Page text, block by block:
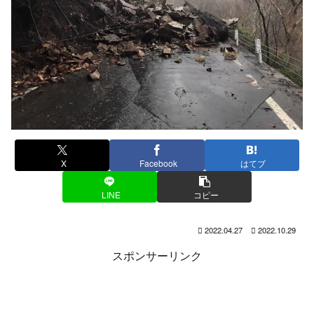
X Facebook はてブ
LINE コピー
2022.04.27 2022.10.29
スポンサーリンク